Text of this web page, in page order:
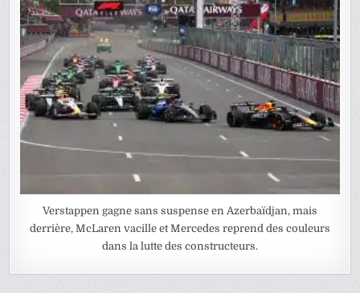
Verstappen gagne sans suspense en Azerbaïdjan, mais
derrière, McLaren vacille et Mercedes reprend des couleurs
dans la lutte des constructeurs.